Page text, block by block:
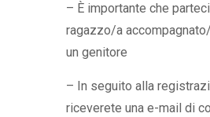
– È importante che
ragazzo/a
un genitore
– In seguito alla
riceverete una e-mail di